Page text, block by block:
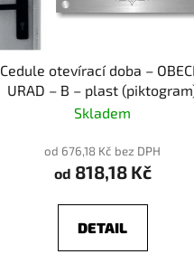
Cedule otevírací doba –
URAD – B – plast
Skladem
od 676,18 Kč bez DPH
od 818,18 Kč
DETAIL